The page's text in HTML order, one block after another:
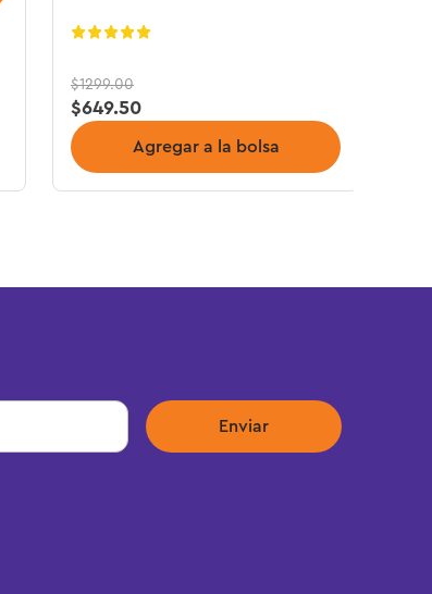
$1299.00
$649.50
Agregar a la bolsa
Enviar